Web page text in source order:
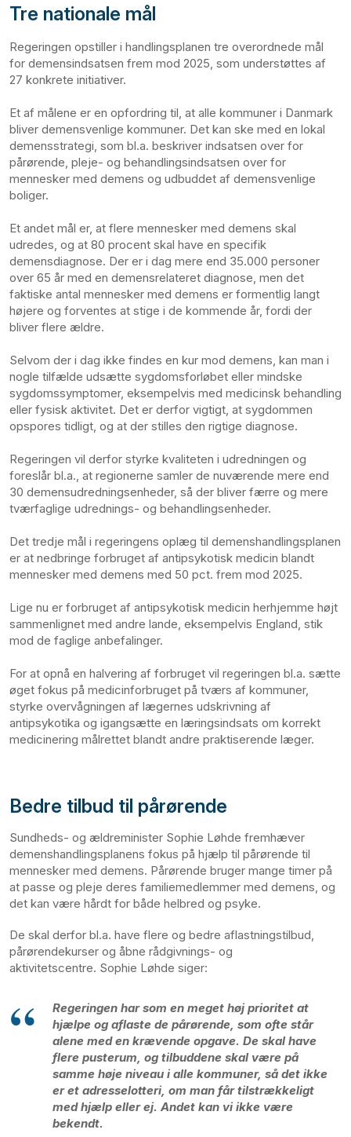
Tre nationale mål
Regeringen opstiller i handlingsplanen tre overordnede mål
for demensindsatsen frem mod 2025, som understøttes af
27 konkrete initiativer.
Et af målene er en opfordring til, at alle kommuner i Danmark
bliver demensvenlige kommuner. Det kan ske med en lokal
demensstrategi, som bl.a. beskriver indsatsen over for
pårørende, pleje- og behandlingsindsatsen over for
mennesker med demens og udbuddet af demensvenlige
boliger.
Et andet mål er, at flere mennesker med demens skal
udredes, og at 80 procent skal have en specifik
demensdiagnose. Der er i dag mere end 35.000 personer
over 65 år med en demensrelateret diagnose, men det
faktiske antal mennesker med demens er formentlig langt
højere og forventes at stige i de kommende år, fordi der
bliver flere ældre.
Selvom der i dag ikke findes en kur mod demens, kan man i
nogle tilfælde udsætte sygdomsforløbet eller mindske
sygdomssymptomer, eksempelvis med medicinsk behandling
eller fysisk aktivitet. Det er derfor vigtigt, at sygdommen
opspores tidligt, og at der stilles den rigtige diagnose.
Regeringen vil derfor styrke kvaliteten i udredningen og
foreslår bl.a., at regionerne samler de nuværende mere end
30 demensudredningsenheder, så der bliver færre og mere
tværfaglige udrednings- og behandlingsenheder.
Det tredje mål i regeringens oplæg til demenshandlingsplanen
er at nedbringe forbruget af antipsykotisk medicin blandt
mennesker med demens med 50 pct. frem mod 2025.
Lige nu er forbruget af antipsykotisk medicin herhjemme højt
sammenlignet med andre lande, eksempelvis England, stik
mod de faglige anbefalinger.
For at opnå en halvering af forbruget vil regeringen bl.a. sætte
øget fokus på medicinforbruget på tværs af kommuner,
styrke overvågningen af lægernes udskrivning af
antipsykotika og igangsætte en læringsindsats om korrekt
medicinering målrettet blandt andre praktiserende læger.
Bedre tilbud til pårørende
Sundheds- og ældreminister Sophie Løhde fremhæver
demenshandlingsplanens fokus på hjælp til pårørende til
mennesker med demens. Pårørende bruger mange timer på
at passe og pleje deres familiemedlemmer med demens, og
det kan være hårdt for både helbred og psyke.
De skal derfor bl.a. have flere og bedre aflastningstilbud,
pårørendekurser og åbne rådgivnings- og
aktivitetscentre. Sophie Løhde siger:
Regeringen har som en meget høj prioritet at
hjælpe og aflaste de pårørende, som ofte står
alene med en krævende opgave. De skal have
flere pusterum, og tilbuddene skal være på
samme høje niveau i alle kommuner, så det ikke
er et adresselotteri, om man får tilstrækkeligt
med hjælp eller ej. Andet kan vi ikke være
bekendt.